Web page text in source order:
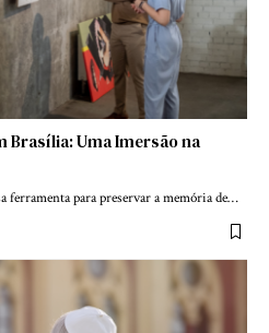
Brasília: Uma Imersão na
ferramenta para preservar a memória de…